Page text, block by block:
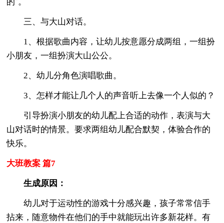
三、与大山对话。
1、根据歌曲内容，让幼儿按意愿分成两组，一组扮
小朋友，一组扮演大山公公。
2、幼儿分角色演唱歌曲。
3、怎样才能让几个人的声音听上去像一个人似的？
引导扮演小朋友的幼儿配上合适的动作，表演与大
山对话时的情景。要求两组幼儿配合默契，体验合作的
快乐。
大班教案 篇7
生成原因：
幼儿对于运动性的游戏十分感兴趣，孩子常常信手
拈来，随意物件在他们的手中就能玩出许多新花样。有